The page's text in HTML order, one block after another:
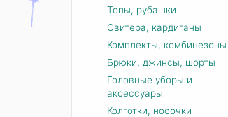
Топы, рубашки
Свитера, кардиганы
Комплекты, комбинезоны
Брюки, джинсы, шорты
Головные уборы и
аксессуары
Колготки, носочки